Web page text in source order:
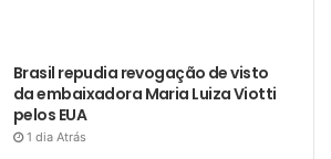
Brasil repudia revogação de visto
da embaixadora Maria Luiza Viotti
pelos EUA
1 dia Atrás